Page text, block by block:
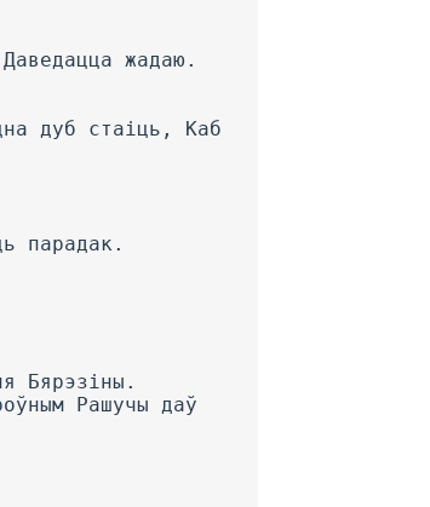
жадаю.
дуб стаіць, Каб
парадак.
Бярэзіны.
Рашучы даў